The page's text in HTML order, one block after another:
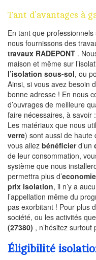
Tant d’avantages à
En tant que
nous fournissons des
travaux RADEPONT .
maison et même sur
l’isolation sous-sol, ou
Ainsi, si vous avez besoin
bonne adresse ! En nous
d’ouvrages de meilleure
faire nécessaires, à savoir
Les matériaux que nous
verre) sont aussi de haute
vous allez bénéficierd’un
de leur consommation,
système que nous
permettra plus d’
prix isolation, il n’y a
l’appellation même du
pas exorbitant ! Pour plus
société, ou les activités
(27380) , n’hésitez
Éligibilité